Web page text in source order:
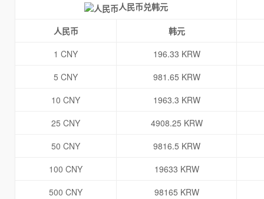
人民币兑韩元
人民币
韩元
1 CNY
196.33 KRW
5 CNY
981.65 KRW
10 CNY
1963.3 KRW
25 CNY
4908.25 KRW
50 CNY
9816.5 KRW
100 CNY
19633 KRW
500 CNY
98165 KRW